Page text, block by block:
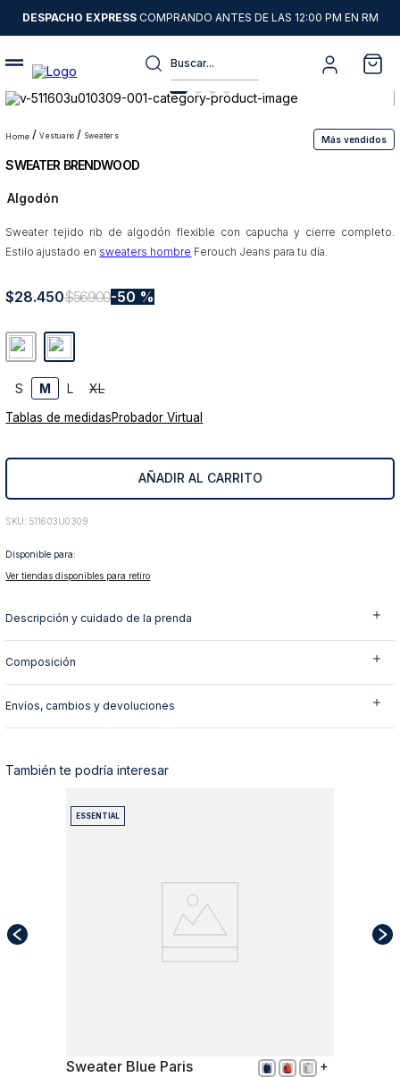
DESPACHO EXPRESSCOMPRANDO ANTES DE LAS 12:00 PM EN RM
Buscar...
vestuario sweaters Más vendidos
SWEATER BRENDWOOD
Algodón
Sweater tejido rib de algodón flexible con capucha y cierre completo.
Estilo ajustado en sweaters hombre Ferouch Jeans para tu día.
$28.450$56.900 50 %
S M L XL
Tablas de medidasProbador Virtual
AÑADIR AL CARRITO
: 511603U0309
Disponible para:
Ver tiendas disponibles para retiro
Descripción y cuidado de la prenda
Composición
Envíos, cambios y devoluciones
También te podría interesar
XXL
ESSENTIAL
Sweater Blue Paris
1.
sweater
2.
camisas
3.
chaquetas
4.
pantalon
6.
chaqueta cuero
8.
chaqueta
9
poleron
10. abrigo